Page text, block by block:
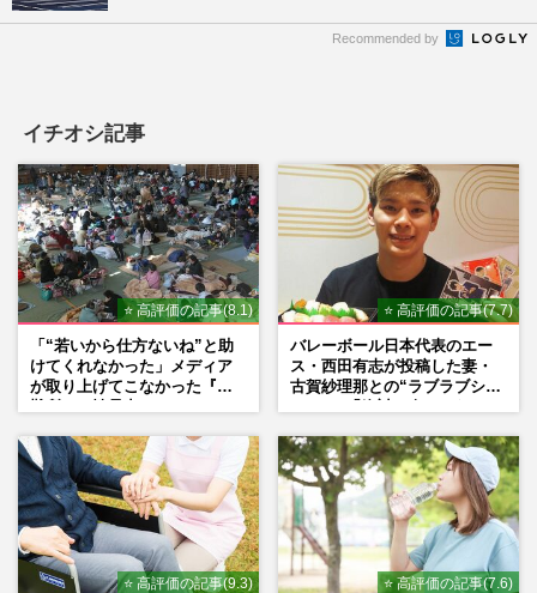
Recommended by
イチオシ記事
⭐ 高評価の記事(8.1)
「“若いから仕方ないね”と助
けてくれなかった」メディア
が取り上げてこなかった『避
⭐ 高評価の記事(7.7)
バレーボール日本代表のエー
ス・西田有志が投稿した妻・
古賀紗理那との“ラブラブショ
判殺到の理由
⭐ 高評価の記事(9.3) ⭐ 高評価の記事(7.6)